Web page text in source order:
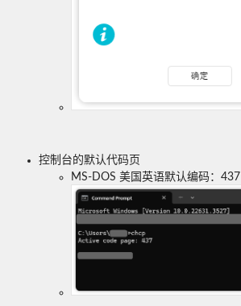
控制台的默认代码页
MS-DOS 美国英语默认编码：437